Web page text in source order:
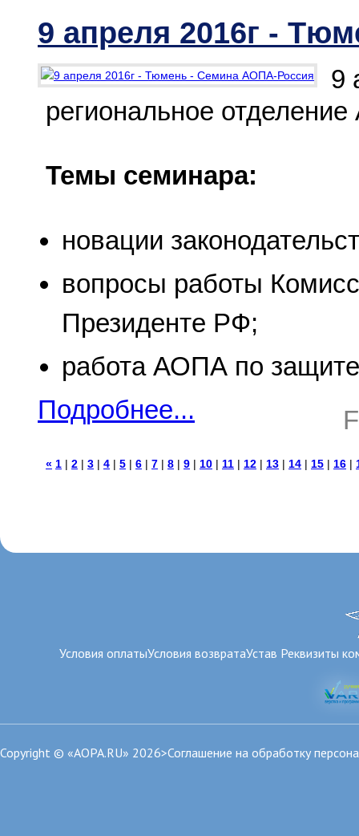
9 апреля 2016г -
9
региональное
Темы семинара:
новации
вопросы работы
Президенте РФ;
работа АОПА по
Подробнее...
« 1 | 2 | 3 | 4 | 5 | 6 | 7 | 8 | 9 | 10 | 11 | 12 | 13 | 14 | 15 | 16 |
Условия оплатыУсловия возвратаУстав Реквизиты
Copyright © «AOPA.RU» 2026>Соглашение на обработку